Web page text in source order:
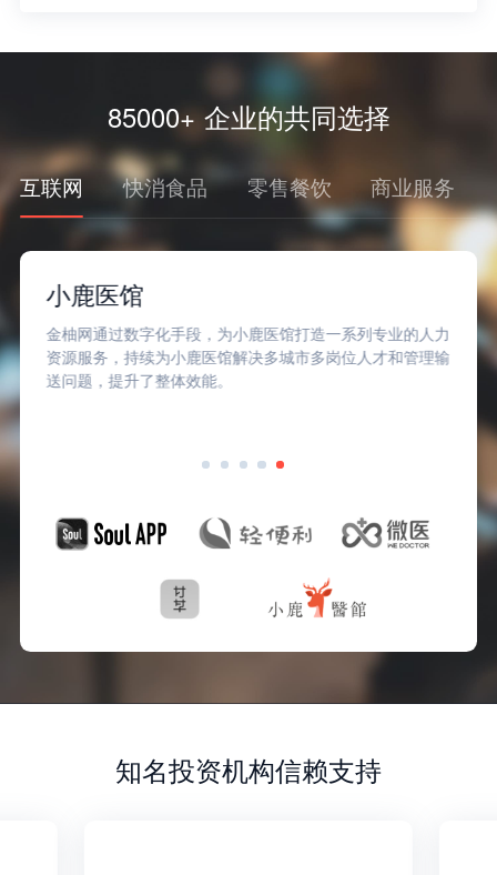
85000+ 企业的共同选择
互联网 快消食品 零售餐饮 商业服务
小鹿医馆
金柚网通过数字化手段，为小鹿医馆打造一系列专业的人力
资源服务，持续为小鹿医馆解决多城市多岗位人才和管理输
送问题，提升了整体效能。
知名投资机构信赖支持